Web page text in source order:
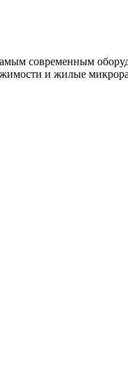
современным
и жилые